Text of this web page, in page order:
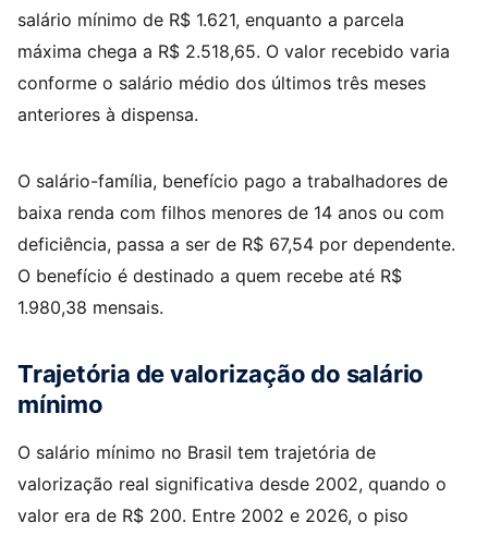
salário mínimo de R$ 1.621, enquanto a parcela
máxima chega a R$ 2.518,65. O valor recebido varia
conforme o salário médio dos últimos três meses
anteriores à dispensa.​
O salário-família, benefício pago a trabalhadores de
baixa renda com filhos menores de 14 anos ou com
deficiência, passa a ser de R$ 67,54 por dependente.
O benefício é destinado a quem recebe até R$
1.980,38 mensais.​
Trajetória de valorização do salário
mínimo
O salário mínimo no Brasil tem trajetória de
valorização real significativa desde 2002, quando o
valor era de R$ 200. Entre 2002 e 2026, o piso